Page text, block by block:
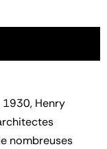
Henry
nombreuses